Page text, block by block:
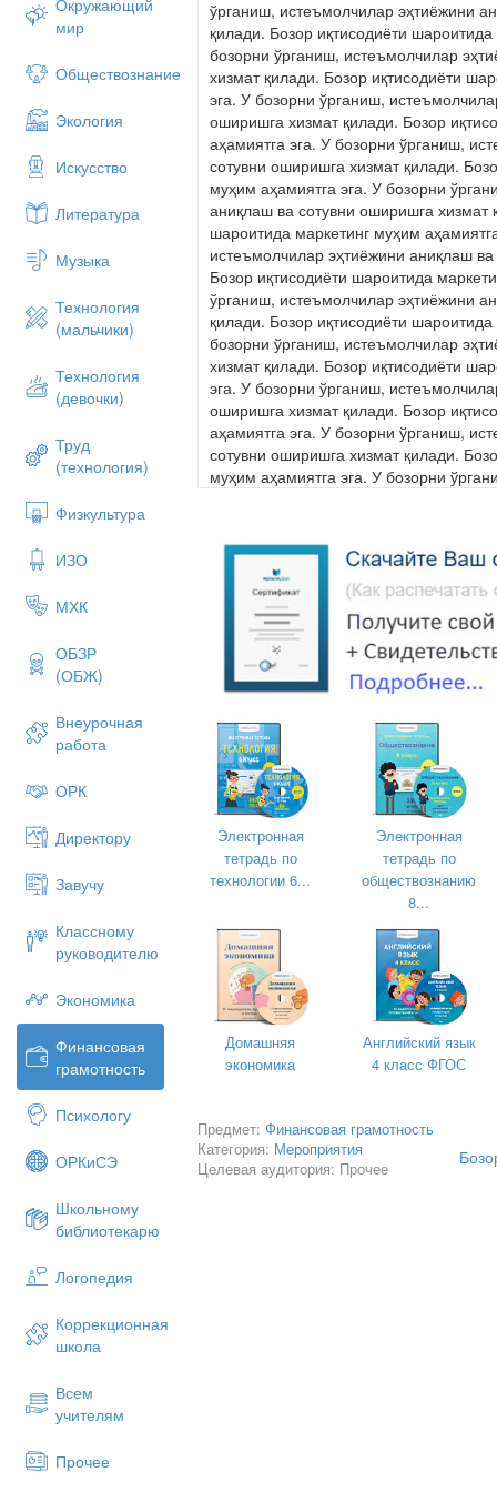
Окружающий
мир
Обществознание
Экология
Искусство
Литература
Музыка
Технология
(мальчики)
Технология
(девочки)
Труд
(технология)
Физкультура
ИЗО
МХК
ОБЗР
(ОБЖ)
Внеурочная
работа
ОРК
Директору
Завучу
Классному
руководителю
Экономика
Финансовая
грамотность
Психологу
ОРКиСЭ
Школьному
библиотекарю
Логопедия
Коррекционная
школа
Всем
учителям
Прочее
Электронная
тетрадь по
технологии 6...
Электронная
тетрадь по
обществознанию
8...
Домашняя
экономика
Английский язык
4 класс ФГОС
Предмет:Финансовая грамотность
Категория: Мероприятия
Целевая аудитория: Прочее